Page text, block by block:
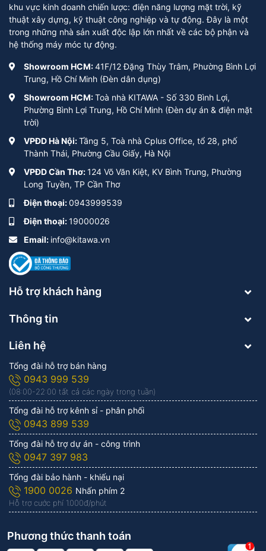
khu vực kinh doanh chiến lược: điện năng lượng mặt trời, kỹ
thuật xây dựng, kỹ thuật công nghiệp và tự động. Đây là một
trong những nhà sản xuất độc lập lớn nhất về các bộ phận và
hệ thống máy móc tự động.
Showroom HCM:41F/12 Đặng Thùy Trâm, Phường Bình Lợi
Trung, Hồ Chí Minh (Đèn dân dụng)
Showroom HCM:Toà nhà KITAWA - Số 330 Bình Lợi,
Phường Bình Lợi Trung, Hồ Chí Minh (Đèn dự án & điện mặt
trời)
VPĐD Hà Nội:Tầng 5, Toà nhà Cplus Office, tổ 28, phố
Thành Thái, Phường Cầu Giấy, Hà Nội
VPĐD Cần Thơ:124 Võ Văn Kiệt, KV Bình Trung, Phường
Long Tuyền, TP Cần Thơ
Điện thoại:0943999539
Điện thoại:19000026
Email: info@kitawa.vn
Hỗ trợ khách hàng
Thông tin
Liên hệ
Tổng đài hỗ trợ bán hàng
0943 999 539
(08:00-22:00 tất cả các ngày trong tuần)
Tổng đài hỗ trợ kênh sỉ - phân phối
0943 899 539
Tổng đài hỗ trợ dự án - công trình
0947 397 983
Tổng đài bảo hành - khiếu nại
1900 0026 Nhấn phím 2
Hỗ trợ cước phí 1.000đ/phút
Phương thức thanh toán